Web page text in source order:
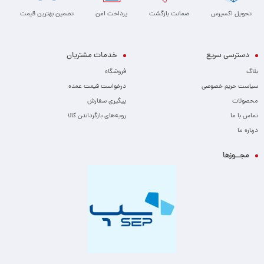
نگهداری و تعمیرات در بلندمدت می‌شود.
فشار و مواد شیمیایی (مانند روغن موتور) تولید شده است تا از دوام و کارایی
بالایی برخوردار باشد.
طراحی دقیق و مهندسی شده:
ابعاد و تلرانس‌های این کاسه نمد به گونه‌ای طراحی
و آب‌بندی بی‌نقصی را ارائه دهد.
سایش و فرسودگی ناشی از چرخش مداوم میل لنگ مقاوم است.
علائم خرابی کاسه نمد عقب میل لنگ:
مشاهده لکه‌های روغن در زیر خودرو:اگر پس از پارک کردن خودرو، لکه‌های روغن
(معمولاً به رنگ قهوه‌ای تیره یا سیاه) را مشاهده کردید، احتمالاً کاسه نمد عقب
تحویل اکسپرس ضمانت بازگشت پرداخت امن تضمین بهترین قیمت
دسترسی سریع
بلاگ
سیاست حریم خصوصی
محصولات
تماس با ما
درباره ما
خدمات مشتریان
فروشگاه
درخواست قیمت عمده
پیگیری سفارش
رویه‌های بازگرداندن کالا
مجــوزها